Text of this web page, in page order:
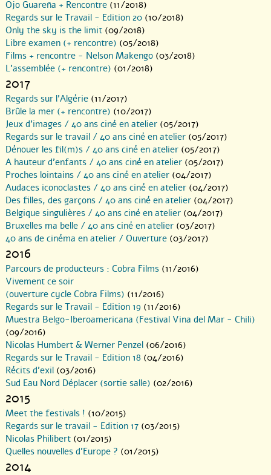
Ojo Guareña + Rencontre (11/2018)
Regards sur le Travail - Edition 20 (10/2018)
Only the sky is the limit (09/2018)
Libre examen (+ rencontre) (05/2018)
Films + rencontre - Nelson Makengo (03/2018)
L’assemblée (+ rencontre) (01/2018)
2017
Regards sur l’Algérie (11/2017)
Brûle la mer (+ rencontre) (10/2017)
Jeux d’images / 40 ans ciné en atelier (05/2017)
Regards sur le travail / 40 ans ciné en atelier (05/2017)
Dénouer les fil(m)s / 40 ans ciné en atelier (05/2017)
A hauteur d’enfants / 40 ans ciné en atelier (05/2017)
Proches lointains / 40 ans ciné en atelier (04/2017)
Audaces iconoclastes / 40 ans ciné en atelier (04/2017)
Des filles, des garçons / 40 ans ciné en atelier (04/2017)
Belgique singulières / 40 ans ciné en atelier (04/2017)
Bruxelles ma belle / 40 ans ciné en atelier (03/2017)
40 ans de cinéma en atelier / Ouverture (03/2017)
2016
Parcours de producteurs : Cobra Films (11/2016)
Vivement ce soir
(ouverture cycle Cobra Films) (11/2016)
Regards sur le Travail - Edition 19 (11/2016)
Muestra Belgo-Iberoamericana (Festival Vina del Mar - Chili)
(09/2016)
Nicolas Humbert & Werner Penzel (06/2016)
Regards sur le Travail - Edition 18 (04/2016)
Récits d’exil (03/2016)
Sud Eau Nord Déplacer (sortie salle) (02/2016)
2015
Meet the festivals ! (10/2015)
Regards sur le travail - Edition 17 (03/2015)
Nicolas Philibert (01/2015)
Quelles nouvelles d’Europe ? (01/2015)
2014